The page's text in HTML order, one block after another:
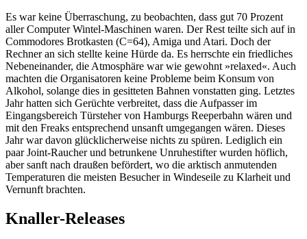
Es war keine Überraschung, zu beobachten, dass gut 70 Prozent
aller Computer Wintel-Maschinen waren. Der Rest teilte sich auf in
Commodores Brotkasten (C=64), Amiga und Atari. Doch der
Rechner an sich stellte keine Hürde da. Es herrschte ein friedliches
Nebeneinander, die Atmosphäre war wie gewohnt »relaxed«. Auch
machten die Organisatoren keine Probleme beim Konsum von
Alkohol, solange dies in gesitteten Bahnen vonstatten ging. Letztes
Jahr hatten sich Gerüchte verbreitet, dass die Aufpasser im
Eingangsbereich Türsteher von Hamburgs Reeperbahn wären und
mit den Freaks entsprechend unsanft umgegangen wären. Dieses
Jahr war davon glücklicherweise nichts zu spüren. Lediglich ein
paar Joint-Raucher und betrunkene Unruhestifter wurden höflich,
aber sanft nach draußen befördert, wo die arktisch anmutenden
Temperaturen die meisten Besucher in Windeseile zu Klarheit und
Vernunft brachten.
Knaller-Releases